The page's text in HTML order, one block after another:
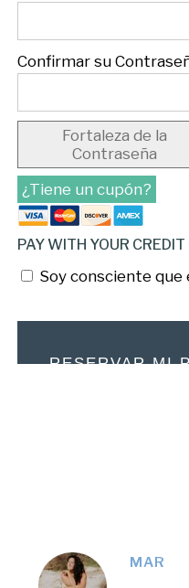
Confirmar su
Fortaleza de la
Contraseña
¿Tiene un cupón?
PAY WITH YOUR
Soy consciente que
MAR